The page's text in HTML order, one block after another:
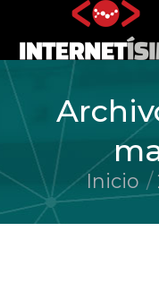
Estás
Inicio